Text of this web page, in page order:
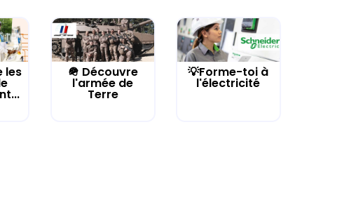
les 🪖 Découvre
l'armée de
Terre
💡Forme-toi à
l'électricité